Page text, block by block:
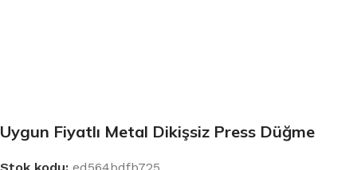
Uygun Fiyatlı Metal Dikişsiz Press Düğme
Stok kodu: ed564bdfb725